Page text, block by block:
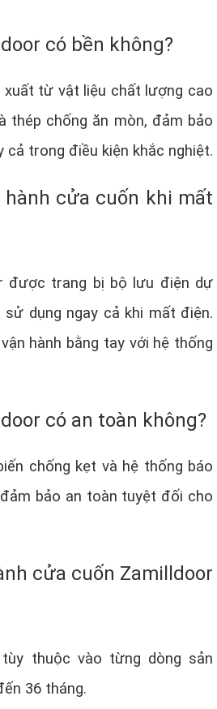
có bền không?
từ vật liệu chất lượng cao
thép chống ăn mòn, đảm bảo
trong điều kiện khắc nghiệt.
hành cửa cuốn khi mất
được trang bị bộ lưu điện dự
sử dụng ngay cả khi mất điện.
hành bằng tay với hệ thống
có an toàn không?
chống kẹt và hệ thống báo
bảo an toàn tuyệt đối cho
cửa cuốn Zamilldoor
thuộc vào từng dòng sản
36 tháng.